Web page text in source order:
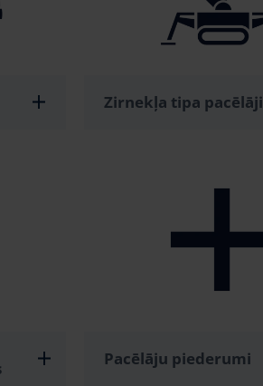
Zirnekļa tipa pacēlāji
Pacēlāju piederumi